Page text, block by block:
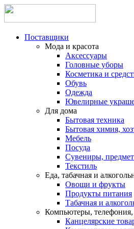
Поставщики
Мода и красота
Аксессуары
Головные уборы
Косметика и
Обувь
Одежда
Ювелирные
Для дома
Бытовая техника
Бытовая химия,
Мебель
Посуда
Сувениры,
Текстиль
Еда, табачная и
Овощи и фрукты
Продукты питания
Табачная и
Компьютеры,
Канцелярские